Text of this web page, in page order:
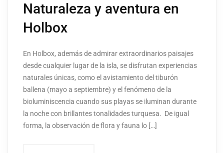
Naturaleza y aventura en
Holbox
En Holbox, además de admirar extraordinarios paisajes
desde cualquier lugar de la isla, se disfrutan experiencias
naturales únicas, como el avistamiento del tiburón
ballena (mayo a septiembre) y el fenómeno de la
bioluminiscencia cuando sus playas se iluminan durante
la noche con brillantes tonalidades turquesa. De igual
forma, la observación de flora y fauna lo […]